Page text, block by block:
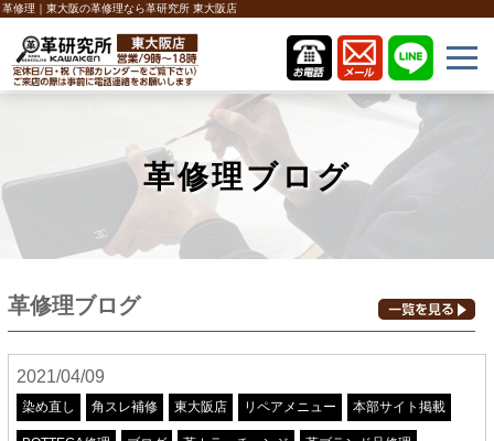
革修理｜東大阪の革修理なら革研究所 東大阪店
革修理ブログ
革修理ブログ
2021/04/09
染め直し 角スレ補修 東大阪店 リペアメニュー 本部サイト掲載